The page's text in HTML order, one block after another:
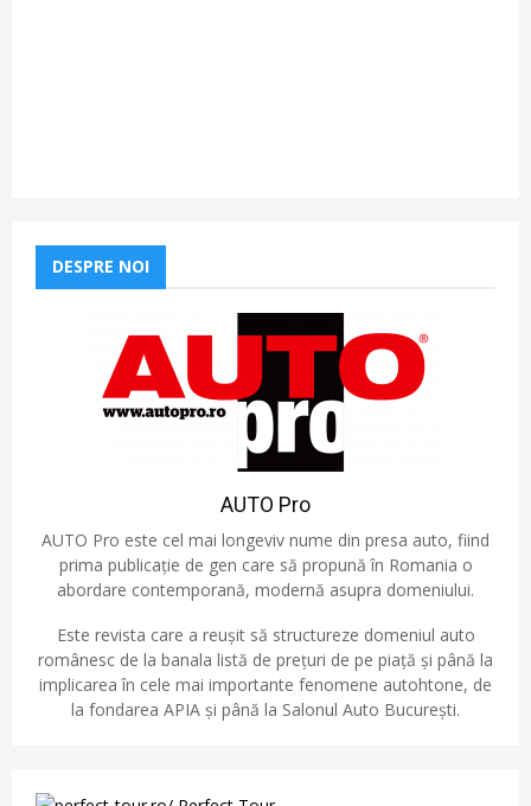
DESPRE NOI
AUTO Pro
AUTO Pro este cel mai longeviv nume din presa auto, fiind
prima publicație de gen care să propună în Romania o
abordare contemporană, modernă asupra domeniului.
Este revista care a reușit să structureze domeniul auto
românesc de la banala listă de prețuri de pe piață și până la
implicarea în cele mai importante fenomene autohtone, de
la fondarea APIA și până la Salonul Auto București.